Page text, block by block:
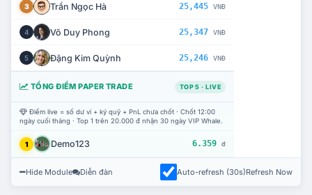
3 Trần Ngọc Hà 25,445 VNĐ
4 Võ Duy Phong 25,347 VNĐ
5 Đặng Kim Quỳnh 25,246 VNĐ
TỔNG ĐIỂM PAPER TRADE TOP 5 · LIVE
Điểm live = số dư ví + ký quỹ + PnL chưa chốt · Chốt 12:00
ngày cuối tháng · Top 1 trên 20.000 đ nhận 30 ngày VIP Whale.
1 Demo123 6.359 đ
Hide Module Diễn đàn Auto-refresh (30s)Refresh Now